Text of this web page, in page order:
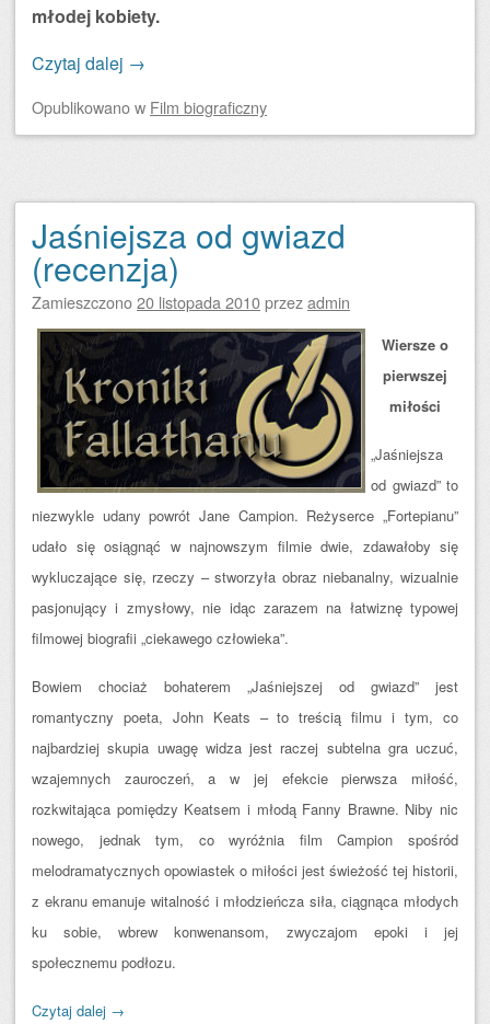
młodej kobiety.
Czytaj dalej →
Opublikowanow Film biograficzny
Jaśniejsza od gwiazd
(recenzja)
Zamieszczono20 listopada 2010przezadmin
Wiersze o
pierwszej
miłości
„Jaśniejsza
od gwiazd” to
niezwykle udany powrót Jane Campion. Reżyserce „Fortepianu”
udało się osiągnąć w najnowszym filmie dwie, zdawałoby się
wykluczające się, rzeczy – stworzyła obraz niebanalny, wizualnie
pasjonujący i zmysłowy, nie idąc zarazem na łatwiznę typowej
filmowej biografii „ciekawego człowieka”.
Bowiem chociaż bohaterem „Jaśniejszej od gwiazd” jest
romantyczny poeta, John Keats – to treścią filmu i tym, co
najbardziej skupia uwagę widza jest raczej subtelna gra uczuć,
wzajemnych zauroczeń, a w jej efekcie pierwsza miłość,
rozkwitająca pomiędzy Keatsem i młodą Fanny Brawne. Niby nic
nowego, jednak tym, co wyróżnia film Campion spośród
melodramatycznych opowiastek o miłości jest świeżość tej historii,
z ekranu emanuje witalność i młodzieńcza siła, ciągnąca młodych
ku sobie, wbrew konwenansom, zwyczajom epoki i jej
społecznemu podłozu.
Czytaj dalej →